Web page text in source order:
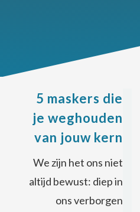
5 maskers die
je weghouden
van jouw kern
We zijn het ons niet
altijd bewust: diep in
ons verborgen